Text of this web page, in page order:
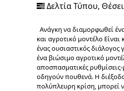
Δελτία Τύπου,
Ανάγκη να διαμορφωθεί
και αγροτικό μοντέλο Είναι
ένας ουσιαστικός διάλογος
ένα βιώσιμο αγροτικό
αποσπασματικές
οδηγούν πουθενά. Η
πολύπλευρη κρίση, μπορεί